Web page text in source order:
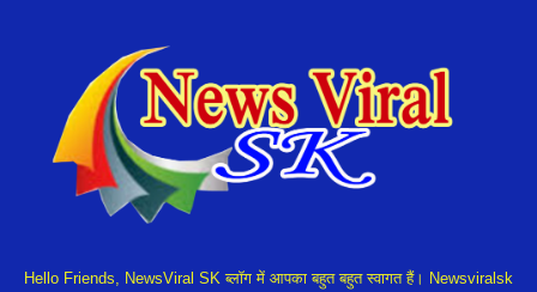
Hello Friends, NewsViral SK ब्लॉग में आपका बहुत बहुत स्वागत हैं। Newsviralsk